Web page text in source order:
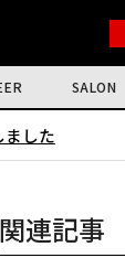
SALON
した
関連記事